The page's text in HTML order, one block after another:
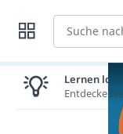
Suche
Lernen
Entdecke